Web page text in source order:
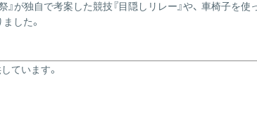
が独自で考案した競技『目隠しリレー』や、 車椅子を使
した。
ています。